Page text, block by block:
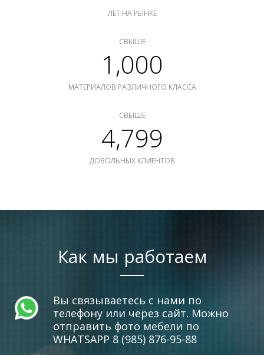
ЛЕТ НА РЫНКЕ
СВЫШЕ
1,000
МАТЕРИАЛОВ РАЗЛИЧНОГО КЛАССА
СВЫШЕ
4,799
ДОВОЛЬНЫХ КЛИЕНТОВ
Как мы работаем
Вы связываетесь с нами по
телефону или через сайт. Можно
отправить фото мебели по
WHATSAPP 8 (985) 876-95-88